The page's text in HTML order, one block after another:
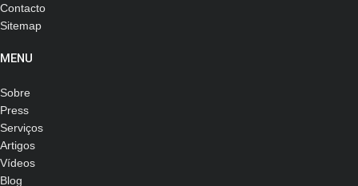
Contacto
Sitemap
MENU
Sobre
Press
Serviços
Artigos
Vídeos
Blog